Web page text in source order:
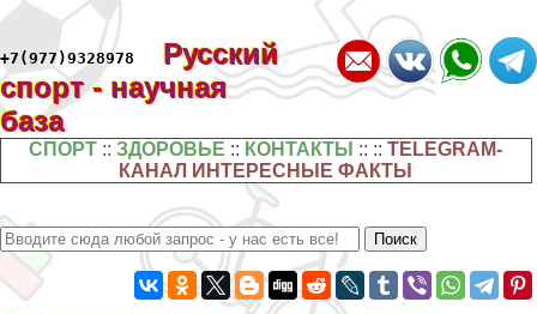
+7(977)9328978
Русский
спорт - научная
база
СПОРТ ::ЗДОРОВЬЕ :: КОНТАКТЫ :: ::TELEGRAM-
КАНАЛ ИНТЕРЕСНЫЕ ФАКТЫ